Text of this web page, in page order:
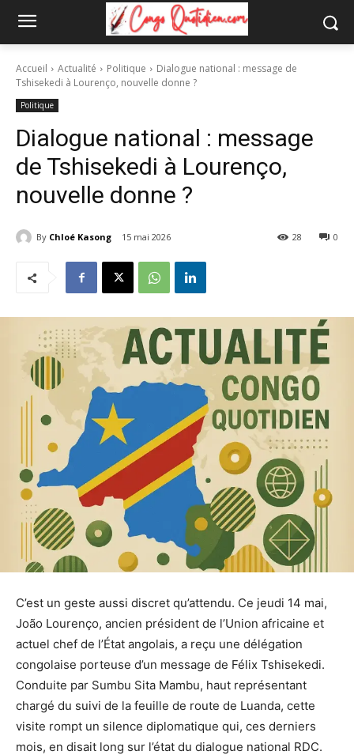
Accueil Actualité Politique
Dialogue national : message de
Tshisekedi à Lourenço, nouvelle donne ?
Politique
Dialogue national : message
de Tshisekedi à Lourenço,
nouvelle donne ?
By Chloé Kasong 15 mai 2026 0
28
C’est un geste aussi discret qu’attendu. Ce jeudi 14 mai,
João Lourenço, ancien président de l’Union africaine et
actuel chef de l’État angolais, a reçu une délégation
congolaise porteuse d’un message de Félix Tshisekedi.
Conduite par Sumbu Sita Mambu, haut représentant
chargé du suivi de la feuille de route de Luanda, cette
visite rompt un silence diplomatique qui, ces derniers
mois, en disait long sur l’état du dialogue national RDC.